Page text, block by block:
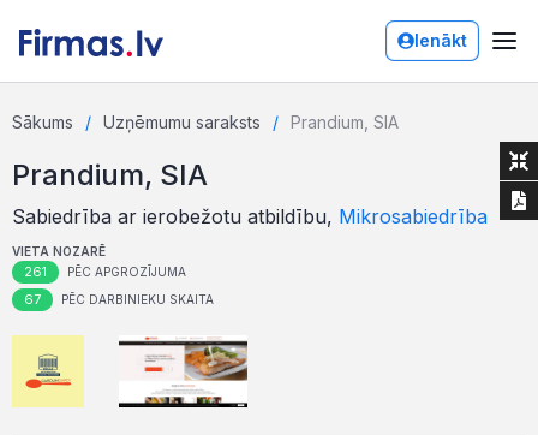
Ienākt
Sākums Uzņēmumu saraksts Prandium, SIA
Prandium, SIA
Sabiedrība ar ierobežotu atbildību, Mikrosabiedrība
VIETA NOZARĒ
261 PĒC APGROZĪJUMA
67 PĒC DARBINIEKU SKAITA